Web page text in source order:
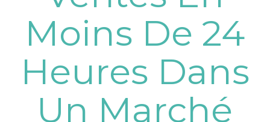
Moins De 24
Heures Dans
Un Marché